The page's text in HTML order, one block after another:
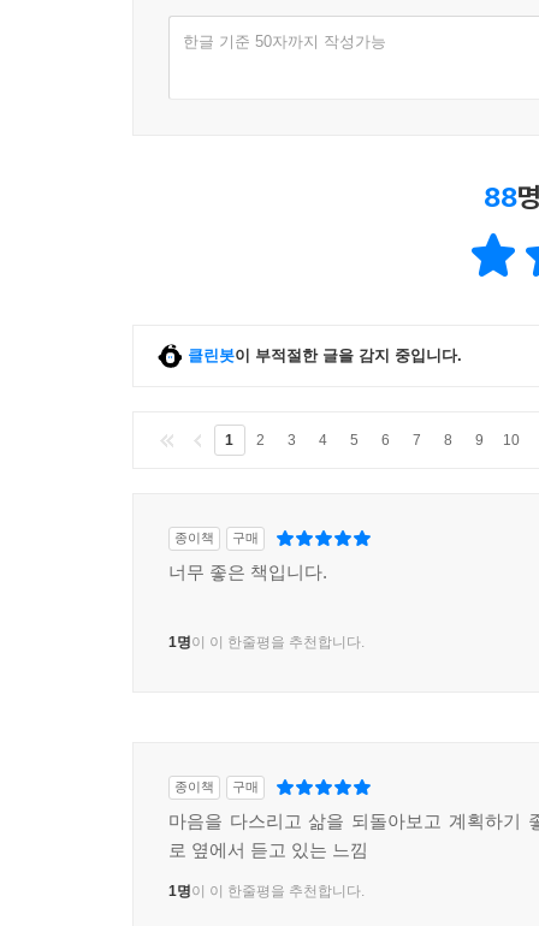
한글 기준 50자까지 작성가능
88
클린봇이 부적절한 글을 감지 중입니다.
1 2 3 4 5 6 7 8 9 10
종이책 구매
너무 좋은 책입니다.
1명이 이 한줄평을 추천합니다.
종이책 구매
마음을 다스리고 삶을 되돌아보고 계획하기
로 옆에서 듣고 있는 느낌
1명이 이 한줄평을 추천합니다.